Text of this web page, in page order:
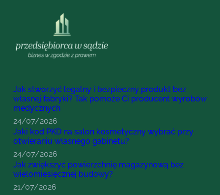
Jak stworzyć legalny i bezpieczny produkt bez
własnej fabryki? Tak pomoże Ci producent wyrobów
medycznych
24/07/2026
Jaki kod PKD na salon kosmetyczny wybrać przy
otwieraniu własnego gabinetu?
24/07/2026
Jak zwiększyć powierzchnię magazynową bez
wielomiesięcznej budowy?
21/07/2026